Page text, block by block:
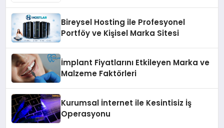
Bireysel Hosting ile Profesyonel
Portföy ve Kişisel Marka Sitesi
İmplant Fiyatlarını Etkileyen Marka ve
Malzeme Faktörleri
Kurumsal İnternet ile Kesintisiz İş
Operasyonu